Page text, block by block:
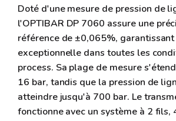
Doté d'une mesure de pression de
l'OPTIBAR DP 7060 assure une
référence de ±0,065%,
exceptionnelle dans toutes les
process. Sa plage de mesure
16 bar, tandis que la pression de
atteindre jusqu'à 700 bar. Le
fonctionne avec un système à 2